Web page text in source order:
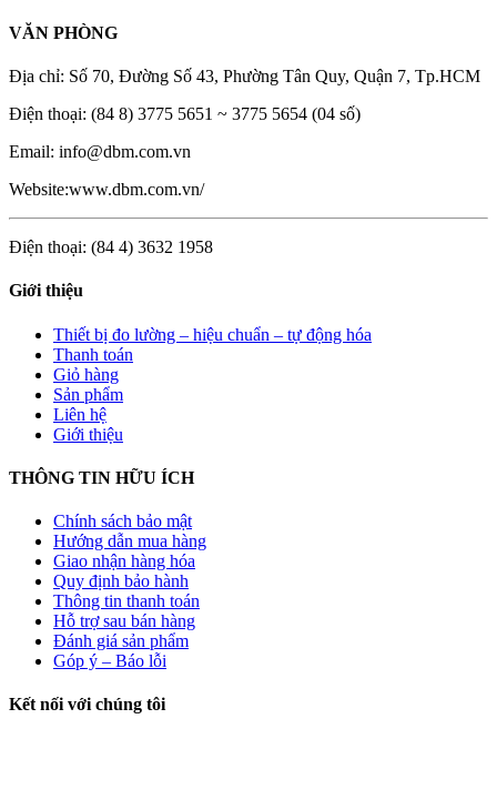
VĂN PHÒNG
Địa chỉ: Số 70, Đường Số 43, Phường Tân Quy, Quận 7, Tp.HCM
Điện thoại: (84 8) 3775 5651 ~ 3775 5654 (04 số)
Email: info@dbm.com.vn
Website:www.dbm.com.vn/
Điện thoại: (84 4) 3632 1958
Giới thiệu
Thiết bị đo lường – hiệu chuẩn – tự động hóa
Thanh toán
Giỏ hàng
Sản phẩm
Liên hệ
Giới thiệu
THÔNG TIN HỮU ÍCH
Chính sách bảo mật
Hướng dẫn mua hàng
Giao nhận hàng hóa
Quy định bảo hành
Thông tin thanh toán
Hỗ trợ sau bán hàng
Đánh giá sản phẩm
Góp ý – Báo lỗi
Kết nối với chúng tôi